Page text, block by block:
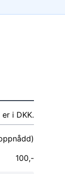
i DKK.
100,-